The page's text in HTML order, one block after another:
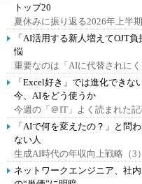
トップ20
夏休みに振り返る2026年上半
「AI活用する新人増えてOJT
悩
重要なのは「AIに代替されに
「Excel好き」では進化でき
今、AIをどう使うか
今週の「＠IT」よく読まれた記
「AIで何を変えたの？」と問
ない人
生成AI時代の年収向上戦略（3
ネットワークエンジニア、社